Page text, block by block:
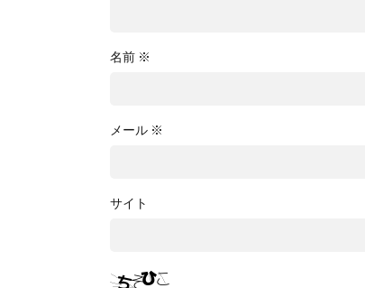
名前 ※
メール ※
サイト